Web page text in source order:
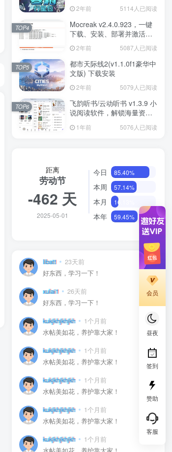
如何将支付宝赚钱红包码（口令）转变成网址链接形式方便推广
2年前 5114人已阅读
Mocreak v2.4.0.923，一键
下载、安装、部署并激活
Office
2年前 5087人已阅读
TOP4
都市天际线2(v1.1.0f1豪华中
文版) 下载安装
2年前 5079人已阅读
TOP5
飞韵听书/云动听书 v1.3.9 小
说阅读软件，解锁海量资源
1年前 5076人已阅读
TOP6
距离
劳动节
-462 天
2025-05-01
今日 85.40%
本周 57.14%
本月 16.13%
本年 59.45%
libatt 23天前
0
好东西，学习一下！
xulai1 26天前
0
好东西，学习一下！
kukjkhjkhjkh 1个月前
0
水帖美如花，养护靠大家！
kukjkhjkhjkh 1个月前
0
水帖美如花，养护靠大家！
kukjkhjkhjkh 1个月前
0
水帖美如花，养护靠大家！
kukjkhjkhjkh 1个月前
水帖美如花，养护靠大家！
kukjkhjkhjkh 1个月前
会员
昼夜
签到
赞助
客服